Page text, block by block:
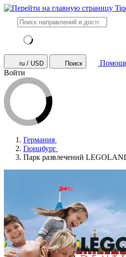
ru / USD Поиск
Войти
Германия
Гюнцбург
Парк развлечений